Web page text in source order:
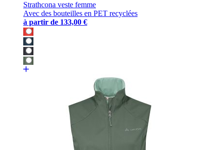
Strathcona veste femme
Avec des bouteilles en PET recyclées
à partir de 133,00 €